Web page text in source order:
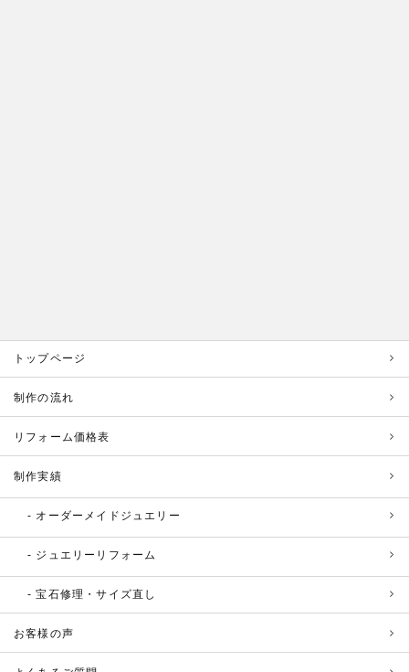
トップページ
制作の流れ
リフォーム価格表
制作実績
オーダーメイドジュエリー
ジュエリーリフォーム
宝石修理・サイズ直し
お客様の声